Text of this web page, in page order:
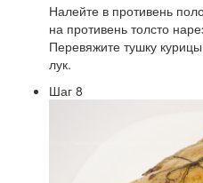
Налейте в противень
на противень толсто
Перевяжите тушку
лук.
Шаг 8